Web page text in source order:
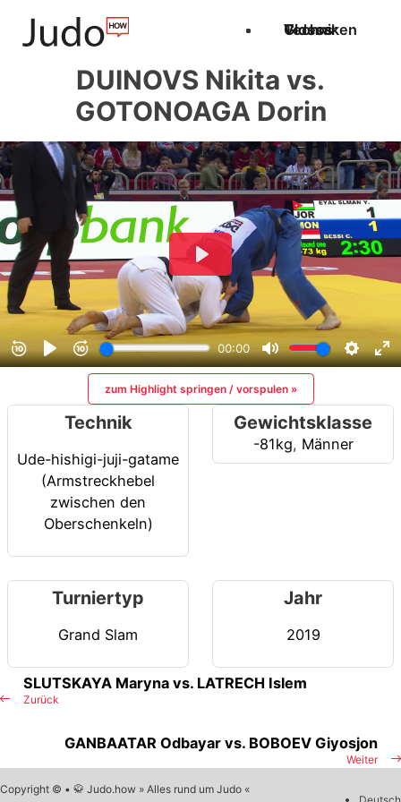
Techniken
Videos
Glossar
DUINOVS Nikita vs.
GOTONOAGA Dorin
zum Highlight springen / vorspulen »
Technik
Ude-hishigi-juji-gatame
(Armstreckhebel
zwischen den
Oberschenkeln)
Gewichtsklasse
-81kg, Männer
Turniertyp
Grand Slam
Jahr
2019
Zurück
SLUTSKAYA Maryna vs. LATRECH Islem
Weiter
GANBAATAR Odbayar vs. BOBOEV Giyosjon
Copyright © • 🥋 Judo.how » Alles rund um Judo «